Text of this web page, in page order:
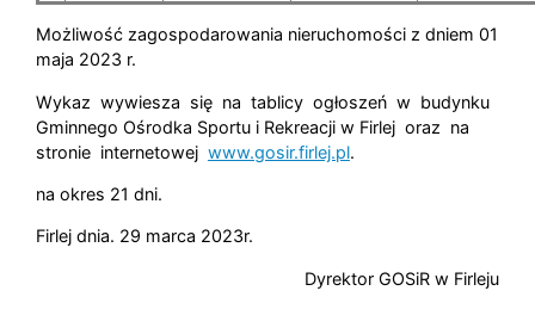
Możliwość zagospodarowania nieruchomości z dniem 01
maja 2023 r.
Wykaz wywiesza się na tablicy ogłoszeń w budynku
Gminnego Ośrodka Sportu i Rekreacji w Firlej oraz na
stronie internetowej www.gosir.firlej.pl.
na okres 21 dni.
Firlej dnia. 29 marca 2023r.
Dyrektor GOSiR w Firleju